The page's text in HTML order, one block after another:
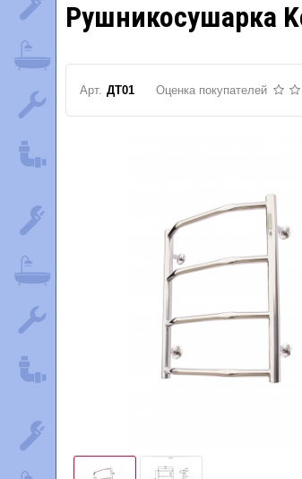
Рушникосушарка
Арт. ДТ01 Оценка покупателей